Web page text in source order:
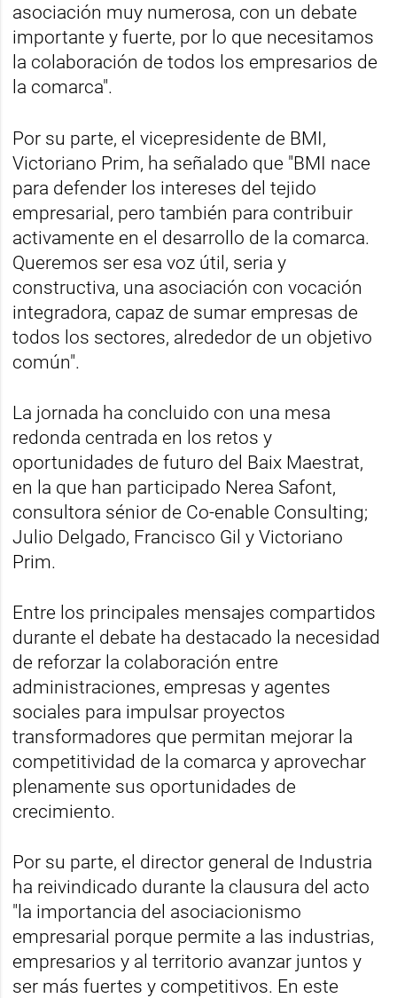
asociación muy numerosa, con un debate
importante y fuerte, por lo que necesitamos
la colaboración de todos los empresarios de
la comarca".
Por su parte, el vicepresidente de BMI,
Victoriano Prim, ha señalado que "BMI nace
para defender los intereses del tejido
empresarial, pero también para contribuir
activamente en el desarrollo de la comarca.
Queremos ser esa voz útil, seria y
constructiva, una asociación con vocación
integradora, capaz de sumar empresas de
todos los sectores, alrededor de un objetivo
común".
La jornada ha concluido con una mesa
redonda centrada en los retos y
oportunidades de futuro del Baix Maestrat,
en la que han participado Nerea Safont,
consultora sénior de Co-enable Consulting;
Julio Delgado, Francisco Gil y Victoriano
Prim.
Entre los principales mensajes compartidos
durante el debate ha destacado la necesidad
de reforzar la colaboración entre
administraciones, empresas y agentes
sociales para impulsar proyectos
transformadores que permitan mejorar la
competitividad de la comarca y aprovechar
plenamente sus oportunidades de
crecimiento.
Por su parte, el director general de Industria
ha reivindicado durante la clausura del acto
"la importancia del asociacionismo
empresarial porque permite a las industrias,
empresarios y al territorio avanzar juntos y
ser más fuertes y competitivos. En este